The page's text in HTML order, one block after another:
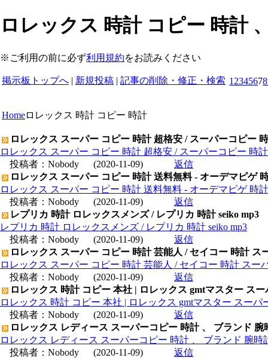
ロレックス 時計 コピー 時計
※ご利用の前に必ず利用規約をお読みください
掲示板トップへ | 新規投稿 | 記事の削除・修正・検索 1 2345678
Homeロレックス 時計 コピー 時計
ロレックス スーパー コピー 時計 超格安 / スーパーコピー
ロレックス スーパー コピー 時計 超格安 / スーパーコピー 時
投稿者： Nobody (2020-11-09)
返信
ロレックス スーパー コピー 時計 送料無料 - オーデマピゲ
ロレックス スーパー コピー 時計 送料無料 - オーデマピゲ 時
投稿者： Nobody (2020-11-09)
返信
レプリカ 時計 ロレックスメンズ / レプリカ 時計 seiko mp3
レプリカ 時計 ロレックスメンズ / レプリカ 時計 seiko mp3
投稿者： Nobody (2020-11-09)
返信
ロレックス スーパー コピー 時計 芸能人 / セイコー 時計 ス
ロレックス スーパー コピー 時計 芸能人 / セイコー 時計 スー
投稿者： Nobody (2020-11-09)
返信
ロレックス 時計 コピー 本社 | ロレックス gmtマスター ス
ロレックス 時計 コピー 本社 | ロレックス gmtマスター スーパ
投稿者： Nobody (2020-11-09)
返信
ロレックス レディース スーパーコピー 時計 、 ブランド
ロレックス レディース スーパーコピー 時計 、 ブランド 腕時
投稿者： Nobody (2020-11-09)
返信